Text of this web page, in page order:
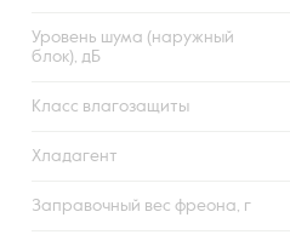
Уровень шума (наружный
блок), дБ
Класс влагозащиты
Хладагент
Заправочный вес фреона, г